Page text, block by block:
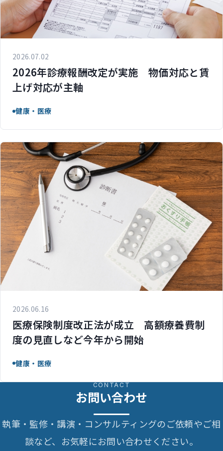
2026.07.02
2026年診療報酬改定が実施 物価対応と賃
上げ対応が主軸
健康・医療
2026.06.16
医療保険制度改正法が成立 高額療養費制
度の見直しなど今年から開始
健康・医療
CONTACT
お問い合わせ
執筆・監修・講演・コンサルティングのご依頼やご相
談など、お気軽にお問い合わせください。